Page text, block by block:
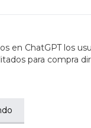
en ChatGPT los
para compra